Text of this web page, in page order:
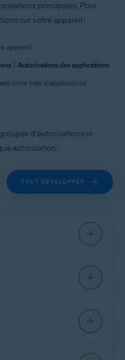
principales. Pour
sur votre appareil :
appareil.
/ Autorisations des applications.
votre liste d’applications
d’autorisations ci-
autorisation :
TOUT DÉVELOPPER